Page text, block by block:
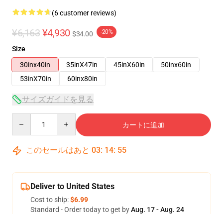
(6 customer reviews)
¥6,163 ¥4,930 $34.00 -20%
Size
30inx40in
35inX47in 45inX60in
50inx60in
53inX70in
60inx80in
サイズガイドを見る
カートに追加
このセールはあと 03: 14: 54
Deliver to United States
Cost to ship:$6.99
Standard - Order today to get byAug. 17 - Aug. 24